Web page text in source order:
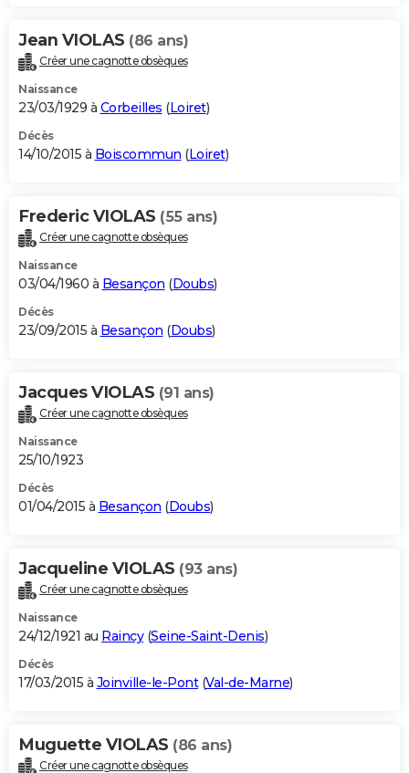
Jean VIOLAS (86 ans)
Créer une cagnotte obsèques
Naissance
23/03/1929 à Corbeilles (Loiret)
Décès
14/10/2015 à Boiscommun (Loiret)
Frederic VIOLAS (55 ans)
Créer une cagnotte obsèques
Naissance
03/04/1960 à Besançon (Doubs)
Décès
23/09/2015 à Besançon (Doubs)
Jacques VIOLAS (91 ans)
Créer une cagnotte obsèques
Naissance
25/10/1923
Décès
01/04/2015 à Besançon (Doubs)
Jacqueline VIOLAS (93 ans)
Créer une cagnotte obsèques
Naissance
24/12/1921 au Raincy(Seine-Saint-Denis)
Décès
17/03/2015 à Joinville-le-Pont(Val-de-Marne)
Muguette VIOLAS (86 ans)
Créer une cagnotte obsèques